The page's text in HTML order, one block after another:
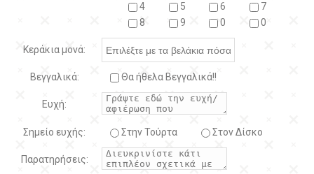
4
5 6
7
8
9 0 0
Κεράκια μονά:
Βεγγαλικά: Θα ήθελα Βεγγαλικά!!
Ευχή:
Σημείο ευχής: Στην Τούρτα Στον Δίσκο
Παρατηρήσεις: